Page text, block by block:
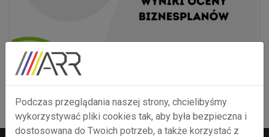
Podczas przeglądania naszej strony, chcielibyśmy
wykorzystywać pliki cookies tak, aby była bezpieczna i
dostosowana do Twoich potrzeb, a także korzystać z